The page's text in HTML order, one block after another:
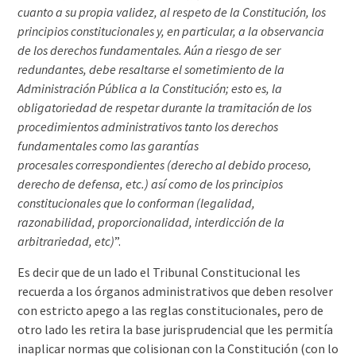
cuanto a su propia validez, al respeto de la Constitución, los
principios constitucionales y, en particular, a la observancia
de los derechos fundamentales. Aún a riesgo de ser
redundantes, debe resaltarse el sometimiento de la
Administración Pública a la Constitución; esto es, la
obligatoriedad de respetar durante la tramitación de los
procedimientos administrativos tanto los derechos
fundamentales como las garantías
procesales correspondientes (derecho al debido proceso,
derecho de defensa, etc.) así como de los principios
constitucionales que lo conforman (legalidad,
razonabilidad, proporcionalidad, interdicción de la
arbitrariedad, etc)”.
Es decir que de un lado el Tribunal Constitucional les
recuerda a los órganos administrativos que deben resolver
con estricto apego a las reglas constitucionales, pero de
otro lado les retira la base jurisprudencial que les permitía
inaplicar normas que colisionan con la Constitución (con lo